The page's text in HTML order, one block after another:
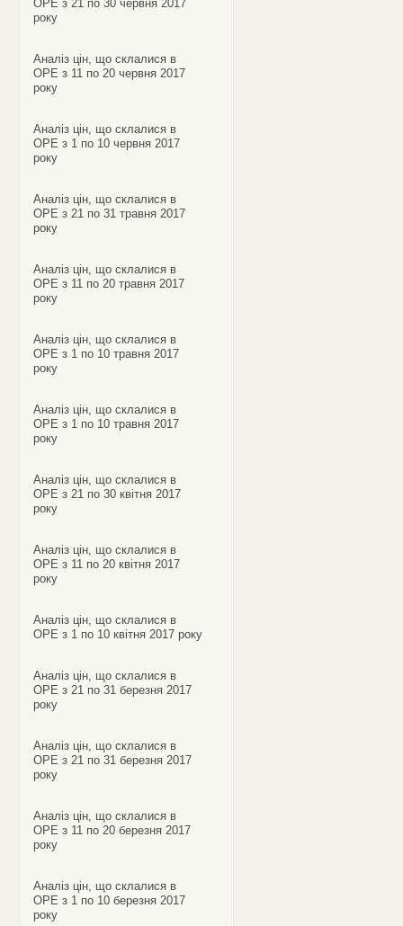
ОРЕ з 21 по 30 червня 2017
року
Аналіз цін, що склалися в
ОРЕ з 11 по 20 червня 2017
року
Аналіз цін, що склалися в
ОРЕ з 1 по 10 червня 2017
року
Аналіз цін, що склалися в
ОРЕ з 21 по 31 травня 2017
року
Аналіз цін, що склалися в
ОРЕ з 11 по 20 травня 2017
року
Аналіз цін, що склалися в
ОРЕ з 1 по 10 травня 2017
року
Аналіз цін, що склалися в
ОРЕ з 1 по 10 травня 2017
року
Аналіз цін, що склалися в
ОРЕ з 21 по 30 квітня 2017
року
Аналіз цін, що склалися в
ОРЕ з 11 по 20 квітня 2017
року
Аналіз цін, що склалися в
ОРЕ з 1 по 10 квітня 2017 року
Аналіз цін, що склалися в
ОРЕ з 21 по 31 березня 2017
року
Аналіз цін, що склалися в
ОРЕ з 21 по 31 березня 2017
року
Аналіз цін, що склалися в
ОРЕ з 11 по 20 березня 2017
року
Аналіз цін, що склалися в
ОРЕ з 1 по 10 березня 2017
року